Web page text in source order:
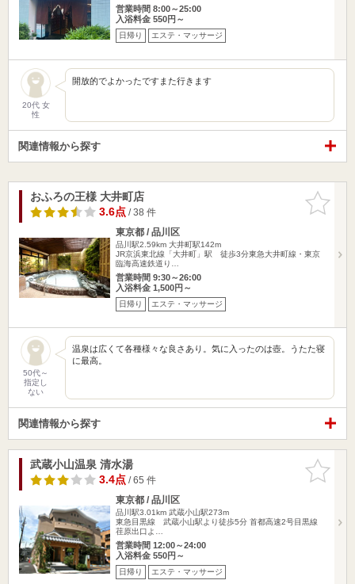
営業時間 8:00～25:00
入浴料金 550円～
日帰り エステ・マッサージ
20代 女
性
開放的でよかったですまた行きます
関連情報から探す
お気に入
りに追加
おふろの王様 大井町店
3.6点/ 38 件
東京都 / 品川区
品川駅2.59km 大井町駅142m
JR京浜東北線「大井町」駅 徒歩3分東急大井町線・東京
臨海高速鉄道り…
営業時間 9:30～26:00
入浴料金 1,500円～
日帰り エステ・マッサージ
50代～
指定し
ない
温泉は広くて各種様々な良さあり。気に入ったのは壺。うたた寝
に最高。
関連情報から探す
お気に入
りに追加
武蔵小山温泉 清水湯
3.4点/ 65 件
東京都 / 品川区
品川駅3.01km 武蔵小山駅273m
東急目黒線 武蔵小山駅より徒歩5分 首都高速2号目黒線
荏原出口よ…
営業時間 12:00～24:00
入浴料金 550円～
日帰り エステ・マッサージ